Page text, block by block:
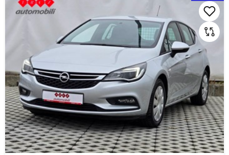
Prikaži Obriši
Kilometraža
Min Max